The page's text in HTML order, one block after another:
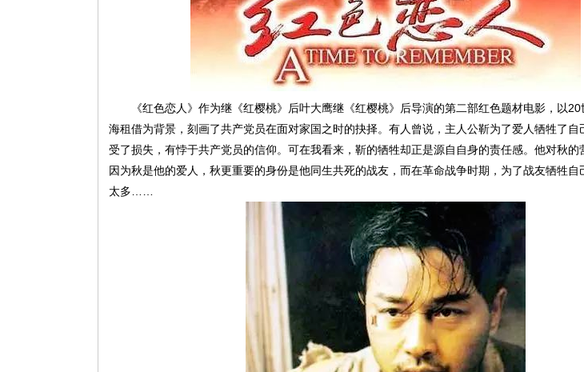
《红色恋人》作为继《红樱桃》后叶大鹰继《红樱桃》后导演的第二部红色题材电影，以
海租借为背景，刻画了共产党员在面对家国之时的抉择。有人曾说，主人公靳为了爱人牺牲了自
受了损失，有悖于共产党员的信仰。可在我看来，靳的牺牲却正是源自自身的责任感。他对秋的
因为秋是他的爱人，秋更重要的身份是他同生共死的战友，而在革命战争时期，为了战友牺牲自
太多……